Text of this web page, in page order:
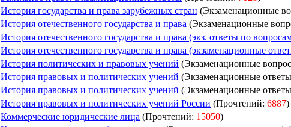
История государства и права зарубежных стран (Экзаменационные
История отечественного государства и права (Экзаменационные
История отечественного государства и права (экз. ответы по
История отечественного государства и права (экзаменационные
История политических и правовых учений (Экзаменационные
История правовых и политических учений (Экзаменационные
История правовых и политических учений (Экзаменационные
История правовых и политических учений России (Прочтений: 6887)
Коммерческие юридические лица (Прочтений: 15050)